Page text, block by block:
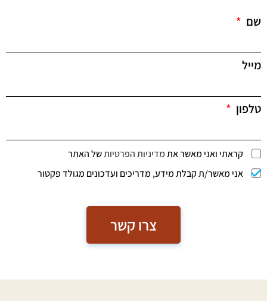
שם
מייל
טלפון
קראתי ואני מאשר אתמדיניות הפרטיותשל האתר
אני מאשר/ת קבלת מידע, מדריכים ועדכונים מגולד פקטור
צרו קשר